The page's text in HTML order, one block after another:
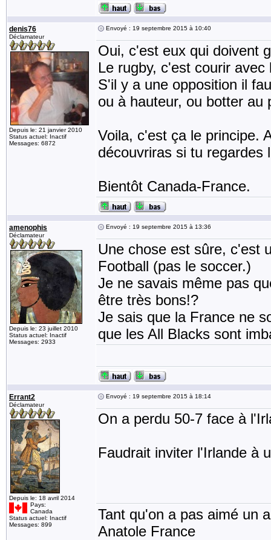
denis76
Déclamateur
Depuis le: 21 janvier 2010
Status actuel: Inactif
Messages: 6872
Envoyé : 19 septembre 2015 à 10:40
Oui, c'est eux qui doivent
Le rugby, c'est courir
S'il y a une opposition il
ou à hauteur, ou botter au
Voila, c'est ça le principe.
découvriras si tu regardes
Bientôt Canada-France.
amenophis
Déclamateur
Depuis le: 23 juillet 2010
Status actuel: Inactif
Messages: 2933
Envoyé : 19 septembre 2015 à 13:36
Une chose est sûre, c'est
Football (pas le soccer.)
Je ne savais même pas
être très bons!?
Je sais que la France ne
que les All Blacks sont
Errant2
Déclamateur
Depuis le: 18 avril 2014
Pays:
Canada
Status actuel: Inactif
Messages: 899
Envoyé : 19 septembre 2015 à 18:14
On a perdu 50-7 face à
Faudrait inviter l'Irlande à
Tant qu'on a pas aimé un
Anatole France